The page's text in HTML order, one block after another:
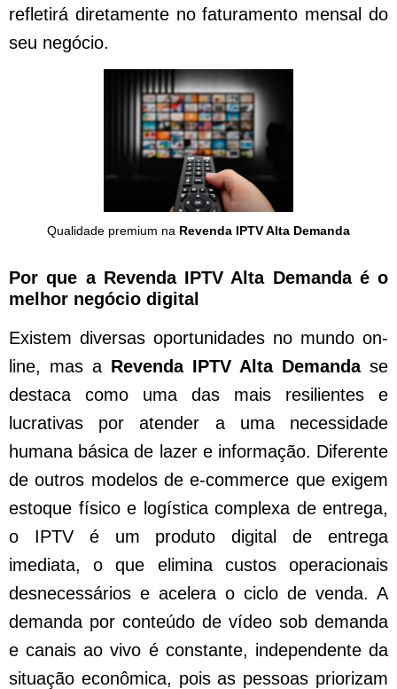
refletirá diretamente no faturamento mensal do
seu negócio.
Qualidade premium na Revenda IPTV Alta Demanda
Por que a Revenda IPTV Alta Demanda é o
melhor negócio digital
Existem diversas oportunidades no mundo on-
line, mas a Revenda IPTV Alta Demandase
destaca como uma das mais resilientes e
lucrativas por atender a uma necessidade
humana básica de lazer e informação. Diferente
de outros modelos de e-commerce que exigem
estoque físico e logística complexa de entrega,
o IPTV é um produto digital de entrega
imediata, o que elimina custos operacionais
desnecessários e acelera o ciclo de venda. A
demanda por conteúdo de vídeo sob demanda
e canais ao vivo é constante, independente da
situação econômica, pois as pessoas priorizam